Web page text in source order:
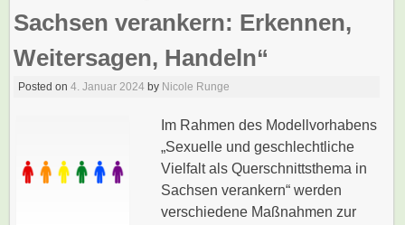
Sachsen verankern: Erkennen,
Weitersagen, Handeln“
Posted on4. Januar 2024 by Nicole Runge
Im Rahmen des Modellvorhabens
„Sexuelle und geschlechtliche
Vielfalt als Querschnittsthema in
Sachsen verankern“ werden
verschiedene Maßnahmen zur